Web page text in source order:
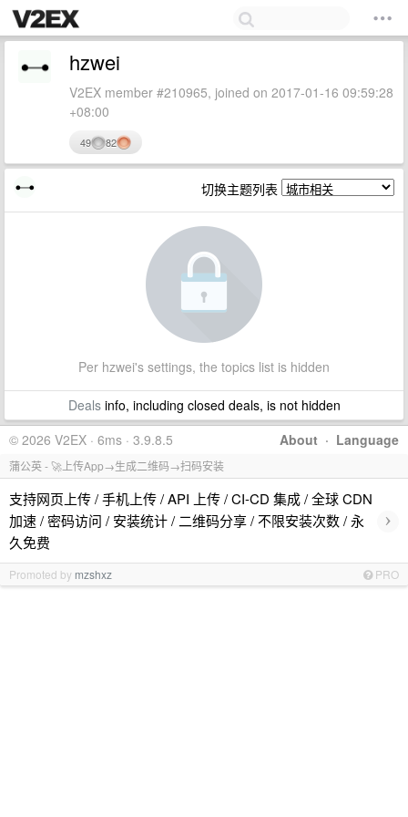
hzwei
V2EX member #210965, joined on 2017-01-16 09:59:28
+08:00
49 82
切换主题列表
Per hzwei's settings, the topics list is hidden
Dealsinfo, including closed deals, is not hidden
About · Language
© 2026 V2EX · 6ms · 3.9.8.5
蒲公英 - 🚀上传App→生成二维码→扫码安装
支持网页上传 / 手机上传 / API 上传 / CI-CD 集成 / 全球 CDN
加速 / 密码访问 / 安装统计 / 二维码分享 / 不限安装次数 / 永
久免费
›
Promoted by mzshxz PRO